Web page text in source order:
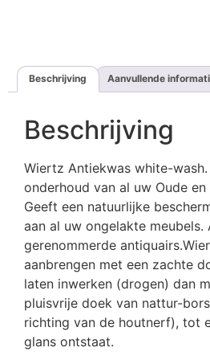
Beschrijving Aanvullende
Beschrijving
Wiertz Antiekwas white-
onderhoud van al uw Oude
Geeft een natuurlijke
aan al uw ongelakte meubels.
gerenommerde
aanbrengen met een zachte
laten inwerken (drogen) dan
pluisvrije doek van nattur-
richting van de houtnerf), tot
glans ontstaat.